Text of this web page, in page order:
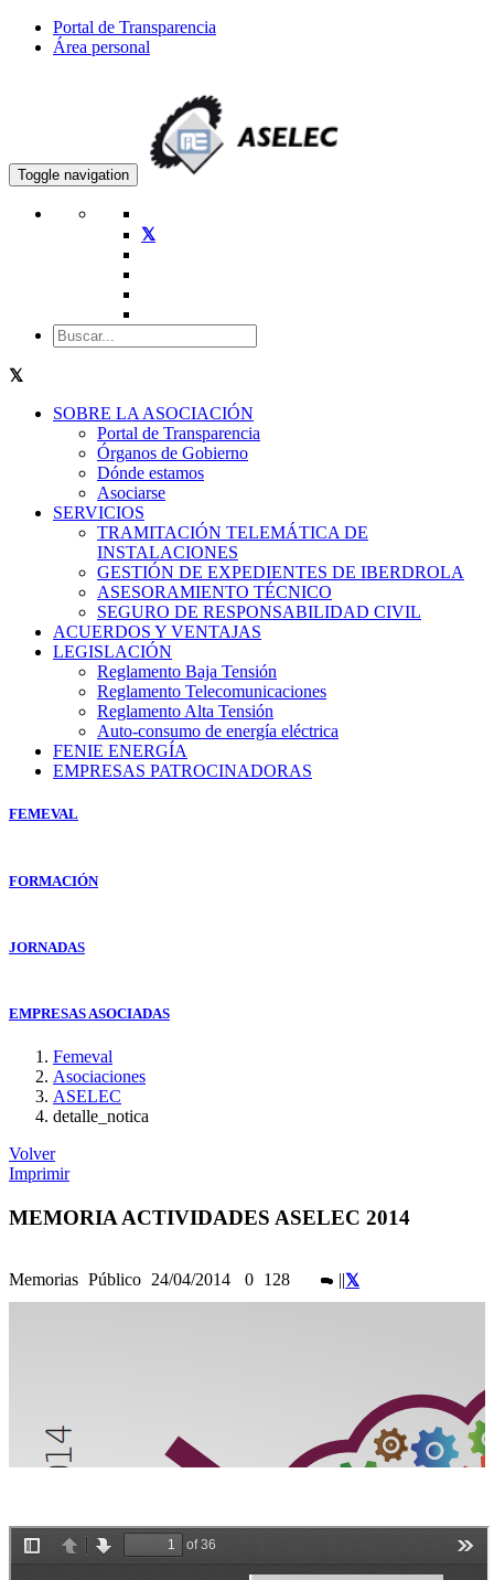
Portal de Transparencia
Área personal
Toggle navigation
SOBRE LA ASOCIACIÓN
Portal de Transparencia
Órganos de Gobierno
Dónde estamos
Asociarse
SERVICIOS
TRAMITACIÓN TELEMÁTICA DE
INSTALACIONES
GESTIÓN DE EXPEDIENTES DE IBERDROLA
ASESORAMIENTO TÉCNICO
SEGURO DE RESPONSABILIDAD CIVIL
ACUERDOS Y VENTAJAS
LEGISLACIÓN
Reglamento Baja Tensión
Reglamento Telecomunicaciones
Reglamento Alta Tensión
Auto-consumo de energía eléctrica
FENIE ENERGÍA
EMPRESAS PATROCINADORAS
FEMEVAL
FORMACIÓN
JORNADAS
EMPRESAS ASOCIADAS
Femeval
Asociaciones
ASELEC
detalle_notica
Volver
Imprimir
MEMORIA ACTIVIDADES ASELEC 2014
Memorias Público 24/04/2014 0 128